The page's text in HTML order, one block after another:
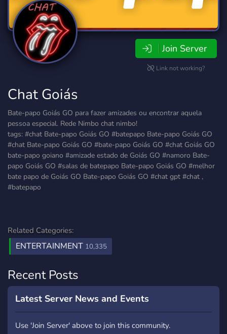
Join Server
Link not working?
Chat Goiás
Bate-papo Goiás GO para fazer amizades ou encontrar aquela
pessoa especial. Rede Nimbo chat nimbo!
tags: #chat Bate-papo Goiás GO #batepapo Bate-papo Goiás GO
#chat Bate-papo Goiás GO #bate-papo Goiás GO #chat Goiás GO
bate-papo goiano #amizade estado de Goiás GO #namoro Bate-
papo Goiás GO #salas de batepapo Bate-papo Goiás GO #melhor
bate papo de Goiás GO Bate-papo Goiás GO #chat gpt #chat ,
#batepapo
Related Categories:
ENTERTAINMENT 10,335
Recent Posts
Latest Server News and Events
Use 'Join Server' above to join this community.